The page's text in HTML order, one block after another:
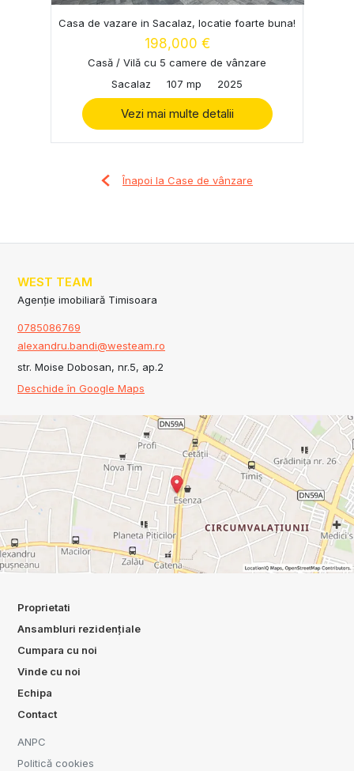
Casa de vazare in Sacalaz, locatie foarte buna!
198,000 €
Casă / Vilă cu 5 camere de vânzare
Sacalaz
107 mp 2025
Vezi mai multe detalii
Înapoi la Case de vânzare
WEST TEAM
Agenție imobiliară Timisoara
0785086769
alexandru.bandi@westeam.ro
str. Moise Dobosan, nr.5, ap.2
Deschide în Google Maps
Proprietati
Ansambluri rezidențiale
Cumpara cu noi
Vinde cu noi
Echipa
Contact
ANPC
Politică cookies